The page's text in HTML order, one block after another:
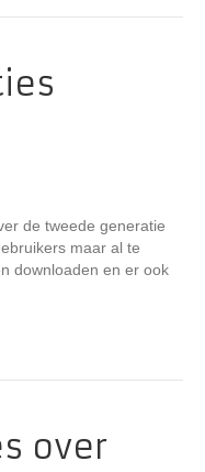
de tweede generatie
maar al te
downloaden en er ook
over